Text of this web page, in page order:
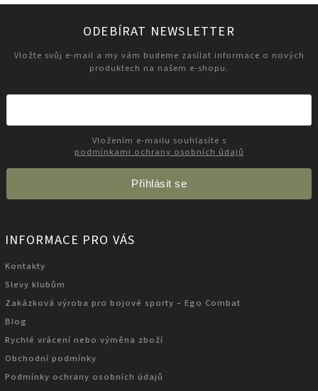
ODEBÍRAT NEWSLETTER
Vložte svůj e-mail a my vám budeme zasílat informace o nových
produktech na našem e-shopu.
podmínkami ochrany osobních údajů
Přihlásit se
INFORMACE PRO VÁS
Kontakty
Slevy klubům
Zakázková výroba pro bojové sporty – Ego Combat
Blog
Rychlé vrácení nebo výměna zboží
Obchodní podmínky
Podmínky ochrany osobních údajů